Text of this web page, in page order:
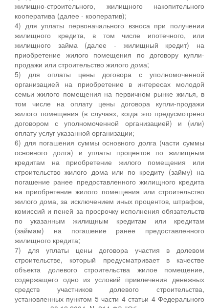
жилищно-строительного, жилищного накопительного
кооператива (далее - кооператив);
4) для уплаты первоначального взноса при получении
жилищного кредита, в том числе ипотечного, или
жилищного займа (далее - жилищный кредит) на
приобретение жилого помещения по договору купли-
продажи или строительство жилого дома;
5) для оплаты цены договора с уполномоченной
организацией на приобретение в интересах молодой
семьи жилого помещения на первичном рынке жилья, в
том числе на оплату цены договора купли-продажи
жилого помещения (в случаях, когда это предусмотрено
договором с уполномоченной организацией) и (или)
оплату услуг указанной организации;
6) для погашения суммы основного долга (части суммы
основного долга) и уплаты процентов по жилищным
кредитам на приобретение жилого помещения или
строительство жилого дома или по кредиту (займу) на
погашение ранее предоставленного жилищного кредита
на приобретение жилого помещения или строительство
жилого дома, за исключением иных процентов, штрафов,
комиссий и пеней за просрочку исполнения обязательств
по указанным жилищным кредитам или кредитам
(займам) на погашение ранее предоставленного
жилищного кредита;
7) для уплаты цены договора участия в долевом
строительстве, который предусматривает в качестве
объекта долевого строительства жилое помещение,
содержащего одно из условий привлечения денежных
средств участников долевого строительства,
установленных пунктом 5 части 4 статьи 4 Федерального